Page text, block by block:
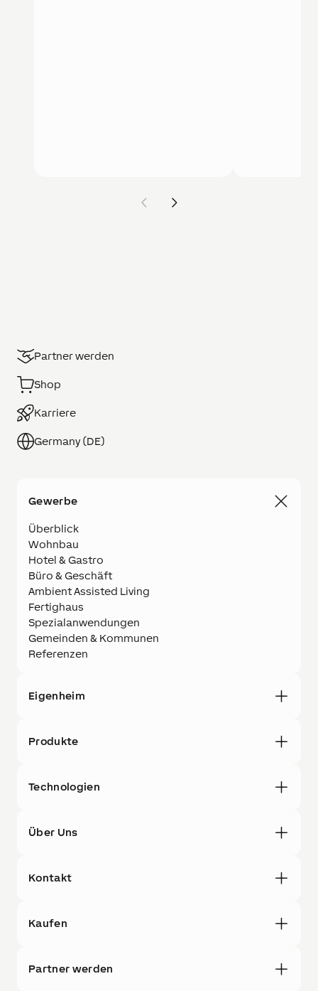
Partner werden
Shop
Karriere
Germany (DE)
Gewerbe
Überblick
Wohnbau
Hotel & Gastro
Büro & Geschäft
Ambient Assisted Living
Fertighaus
Spezialanwendungen
Gemeinden & Kommunen
Referenzen
Eigenheim
Produkte
Technologien
Über Uns
Kontakt
Kaufen
Partner werden